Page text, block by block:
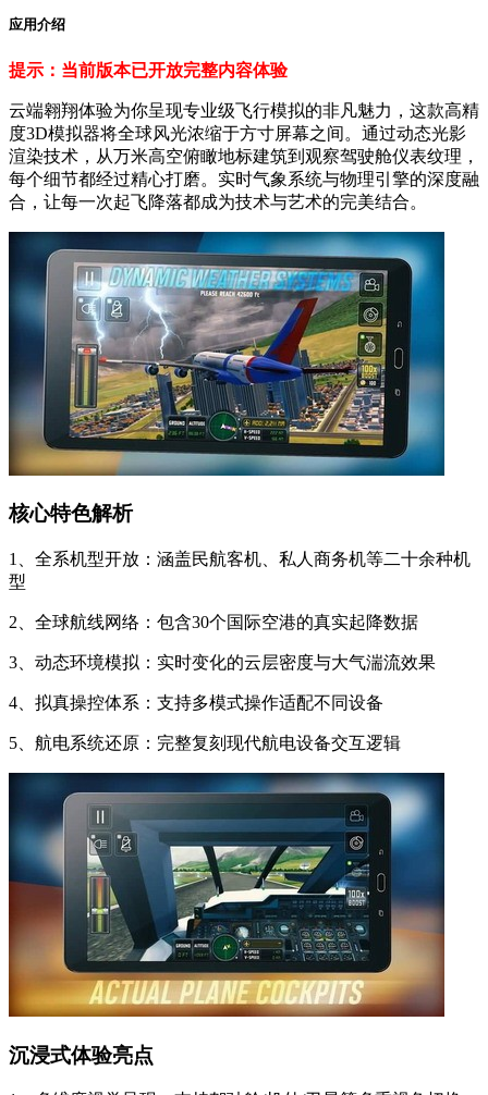
应用介绍
提示：当前版本已开放完整内容体验
云端翱翔体验为你呈现专业级飞行模拟的非凡魅力，这款高精
度3D模拟器将全球风光浓缩于方寸屏幕之间。通过动态光影
渲染技术，从万米高空俯瞰地标建筑到观察驾驶舱仪表纹理，
每个细节都经过精心打磨。实时气象系统与物理引擎的深度融
合，让每一次起飞降落都成为技术与艺术的完美结合。
核心特色解析
1、全系机型开放：涵盖民航客机、私人商务机等二十余种机
型
2、全球航线网络：包含30个国际空港的真实起降数据
3、动态环境模拟：实时变化的云层密度与大气湍流效果
4、拟真操控体系：支持多模式操作适配不同设备
5、航电系统还原：完整复刻现代航电设备交互逻辑
沉浸式体验亮点